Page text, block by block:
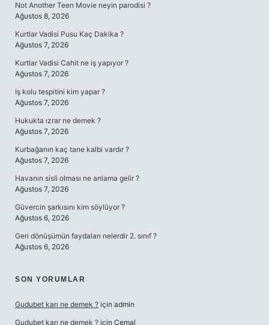
Not Another Teen Movie neyin parodisi ?
Ağustos 8, 2026
Kurtlar Vadisi Pusu Kaç Dakika ?
Ağustos 7, 2026
Kurtlar Vadisi Cahit ne iş yapıyor ?
Ağustos 7, 2026
Iş kolu tespitini kim yapar ?
Ağustos 7, 2026
Hukukta ızrar ne demek ?
Ağustos 7, 2026
Kurbağanın kaç tane kalbi vardır ?
Ağustos 7, 2026
Havanın sisli olması ne anlama gelir ?
Ağustos 7, 2026
Güvercin şarkısını kim söylüyor ?
Ağustos 6, 2026
Geri dönüşümün faydaları nelerdir 2. sınıf ?
Ağustos 6, 2026
SON YORUMLAR
Gudubet karı ne demek ? için admin
Gudubet karı ne demek ? için Cemal